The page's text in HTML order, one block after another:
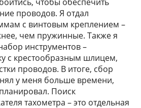
проводов. Я отдал
с винтовым креплением –
чем пружинные. Также я
инструментов –
с крестообразным шлицем,
проводов. В итоге, сбор
у меня больше времени,
Поиск
тахометра – это отдельная